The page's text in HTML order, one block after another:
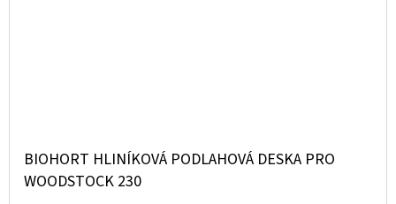
BIOHORT HLINÍKOVÁ PODLAHOVÁ DESKA PRO
WOODSTOCK 230